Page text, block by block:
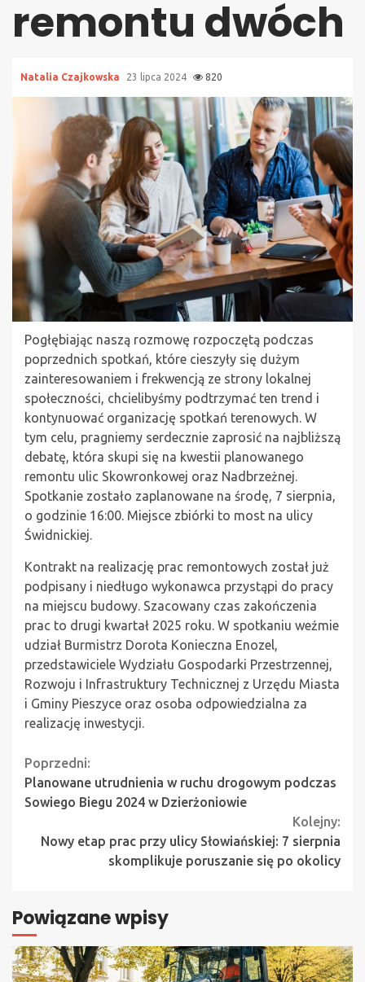
remontu dwóch
Natalia Czajkowska 23 lipca 2024 820
Pogłębiając naszą rozmowę rozpoczętą podczas
poprzednich spotkań, które cieszyły się dużym
zainteresowaniem i frekwencją ze strony lokalnej
społeczności, chcielibyśmy podtrzymać ten trend i
kontynuować organizację spotkań terenowych. W
tym celu, pragniemy serdecznie zaprosić na najbliższą
debatę, która skupi się na kwestii planowanego
remontu ulic Skowronkowej oraz Nadbrzeżnej.
Spotkanie zostało zaplanowane na środę, 7 sierpnia,
o godzinie 16:00. Miejsce zbiórki to most na ulicy
Świdnickiej.
Kontrakt na realizację prac remontowych został już
podpisany i niedługo wykonawca przystąpi do pracy
na miejscu budowy. Szacowany czas zakończenia
prac to drugi kwartał 2025 roku. W spotkaniu weźmie
udział Burmistrz Dorota Konieczna Enozel,
przedstawiciele Wydziału Gospodarki Przestrzennej,
Rozwoju i Infrastruktury Technicznej z Urzędu Miasta
i Gminy Pieszyce oraz osoba odpowiedzialna za
realizację inwestycji.
Continue
Reading
Poprzedni:
Planowane utrudnienia w ruchu drogowym podczas
Sowiego Biegu 2024 w Dzierżoniowie
Kolejny:
Nowy etap prac przy ulicy Słowiańskiej: 7 sierpnia
skomplikuje poruszanie się po okolicy
Powiązane wpisy